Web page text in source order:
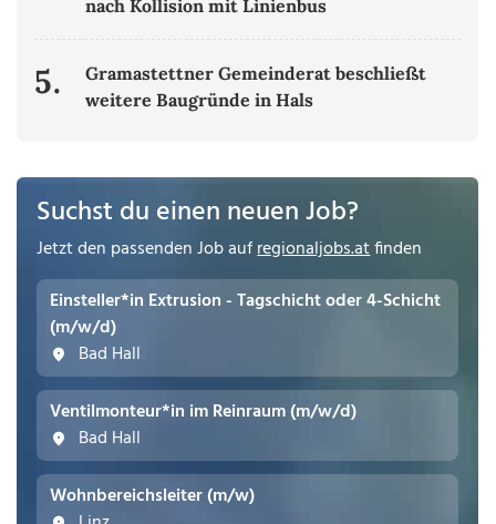
nach Kollision mit Linienbus
5.
Gramastettner Gemeinderat beschließt
weitere Baugründe in Hals
Suchst du einen neuen Job?
Jetzt den passenden Job aufregionaljobs.atfinden
Einsteller*in Extrusion - Tagschicht oder 4-Schicht
(m/w/d)
Bad Hall
Ventilmonteur*in im Reinraum (m/w/d)
Bad Hall
Wohnbereichsleiter (m/w)